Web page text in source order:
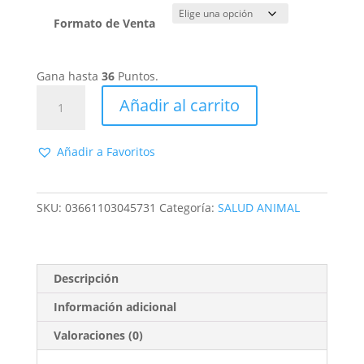
Formato de Venta
Gana hasta 36Puntos.
Pipetas
5
Frontline
67,6mg/504,8,6mg.
Solución
Spot-
On
para
perros
Añadir al carrito
Añadir a Favoritos
SKU: 03661103045731 Categoría: SALUD ANIMAL
Descripción
Información adicional
Valoraciones (0)